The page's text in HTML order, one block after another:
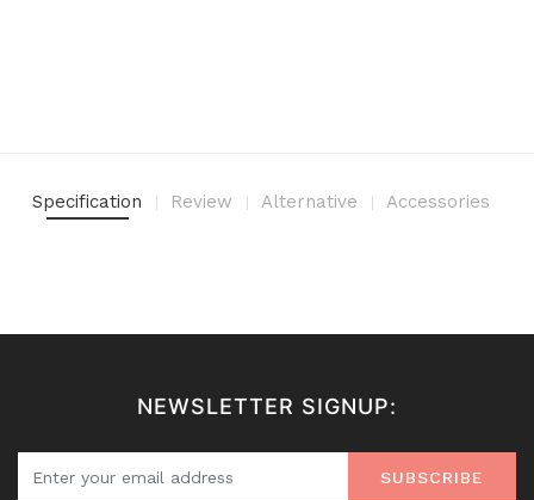
Specification Review Alternative Accessories
NEWSLETTER SIGNUP:
SUBSCRIBE